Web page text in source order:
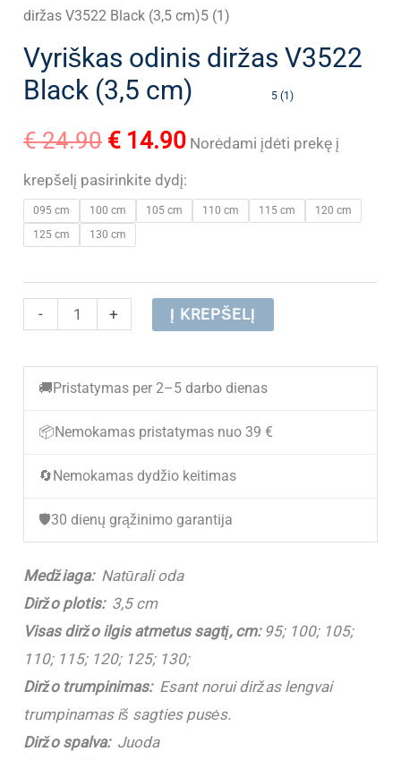
diržas V3522 Black (3,5 cm)5 (1)
Vyriškas odinis diržas V3522
Black (3,5 cm)
5 (1)
€24.90 Original
price
was:
€ 14.90Current
price
is:
Norėdami įdėti prekę į
krepšelį pasirinkite dydį:
095 cm 100 cm 105 cm 110 cm 115 cm
120 cm
125 cm
130 cm
-
produkto
Vyriškas
odinis
diržas
Black
+ Į KREPŠELĮ
🚚 Pristatymas per 2–5 darbo dienas
📦 Nemokamas pristatymas nuo 39 €
🔄 Nemokamas dydžio keitimas
🛡️30 dienų grąžinimo garantija
Medžiaga: Natūrali oda
Diržo plotis:3,5 cm
Visas diržo ilgis atmetus sagtį, cm:95; 100; 105;
110; 115; 120; 125; 130;
Diržo trumpinimas:Esant norui diržas lengvai
trumpinamas iš sagties pusės.
Diržo spalva:Juoda